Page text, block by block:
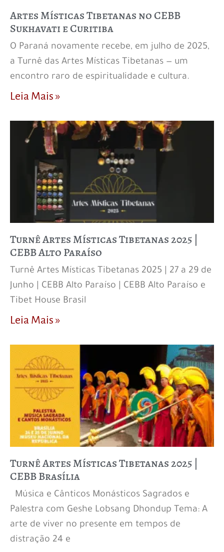
Artes Místicas Tibetanas no CEBB
Sukhavati e Curitiba
O Paraná novamente recebe, em julho de 2025,
a Turnê das Artes Místicas Tibetanas — um
encontro raro de espiritualidade e cultura.
Leia Mais »
Turnê Artes Místicas Tibetanas 2025 |
CEBB Alto Paraíso
Turnê Artes Místicas Tibetanas 2025 | 27 a 29 de
Junho | CEBB Alto Paraíso | CEBB Alto Paraíso e
Tibet House Brasil
Leia Mais »
Turnê Artes Místicas Tibetanas 2025 |
CEBB Brasília
Música e Cânticos Monásticos Sagrados e
Palestra com Geshe Lobsang Dhondup Tema: A
arte de viver no presente em tempos de
distração 24 e